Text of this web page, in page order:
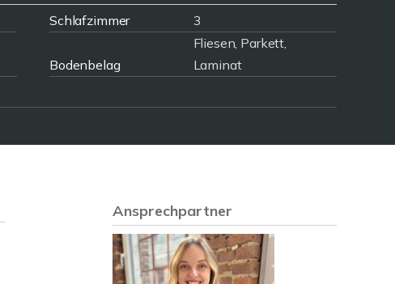
Schlafzimmer 3
Bodenbelag
Fliesen, Parkett,
Laminat
Ansprechpartner